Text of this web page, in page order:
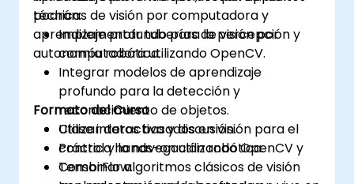
técnicas de visión por computadora y
aprendizaje profundo para la percepción y
autonomía robótica.
podrán:
Implementar tuberías de visión por
computadora utilizando OpenCV.
Integrar modelos de aprendizaje
profundo para la detección y
reconocimiento de objetos.
Utilizar datos basados en visión para el
control y la navegación robótica.
Combinar algoritmos clásicos de visión
Formato del Curso
Clase interactiva y discusión.
Práctica hands-on utilizando OpenCV y
TensorFlow.